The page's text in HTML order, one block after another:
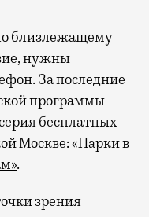
близлежащему
нужны
За последние
программы
бесплатных
Москве:«Парки в
.
зрения